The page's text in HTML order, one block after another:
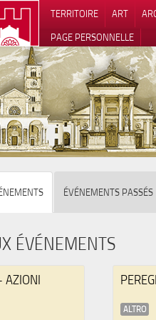
TERRITOIRE ART
PAGE PERSONNELLE
ÉVÉNEMENTS PASSÉS
ÉVÉNEMENTS
AZIONI
ALTRO